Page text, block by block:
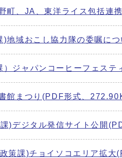
町、JA、東洋ライス包括連
)地域おこし協力隊の委嘱に
）ジャパンコーヒーフェス
館まつり(PDF形式、
)デジタル発信サイト公開
策課)チョイソコエリア拡